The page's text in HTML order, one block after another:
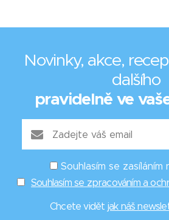
Novinky, akce,
dalšího
pravidelně ve
Souhlasím se
Souhlasím se zpracováním a
Chcete vidět jak náš